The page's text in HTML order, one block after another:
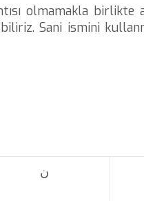
olmamakla birlikte
Sani ismini
ن